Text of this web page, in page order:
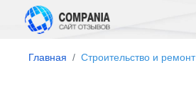
Главная Строительство и ремонт